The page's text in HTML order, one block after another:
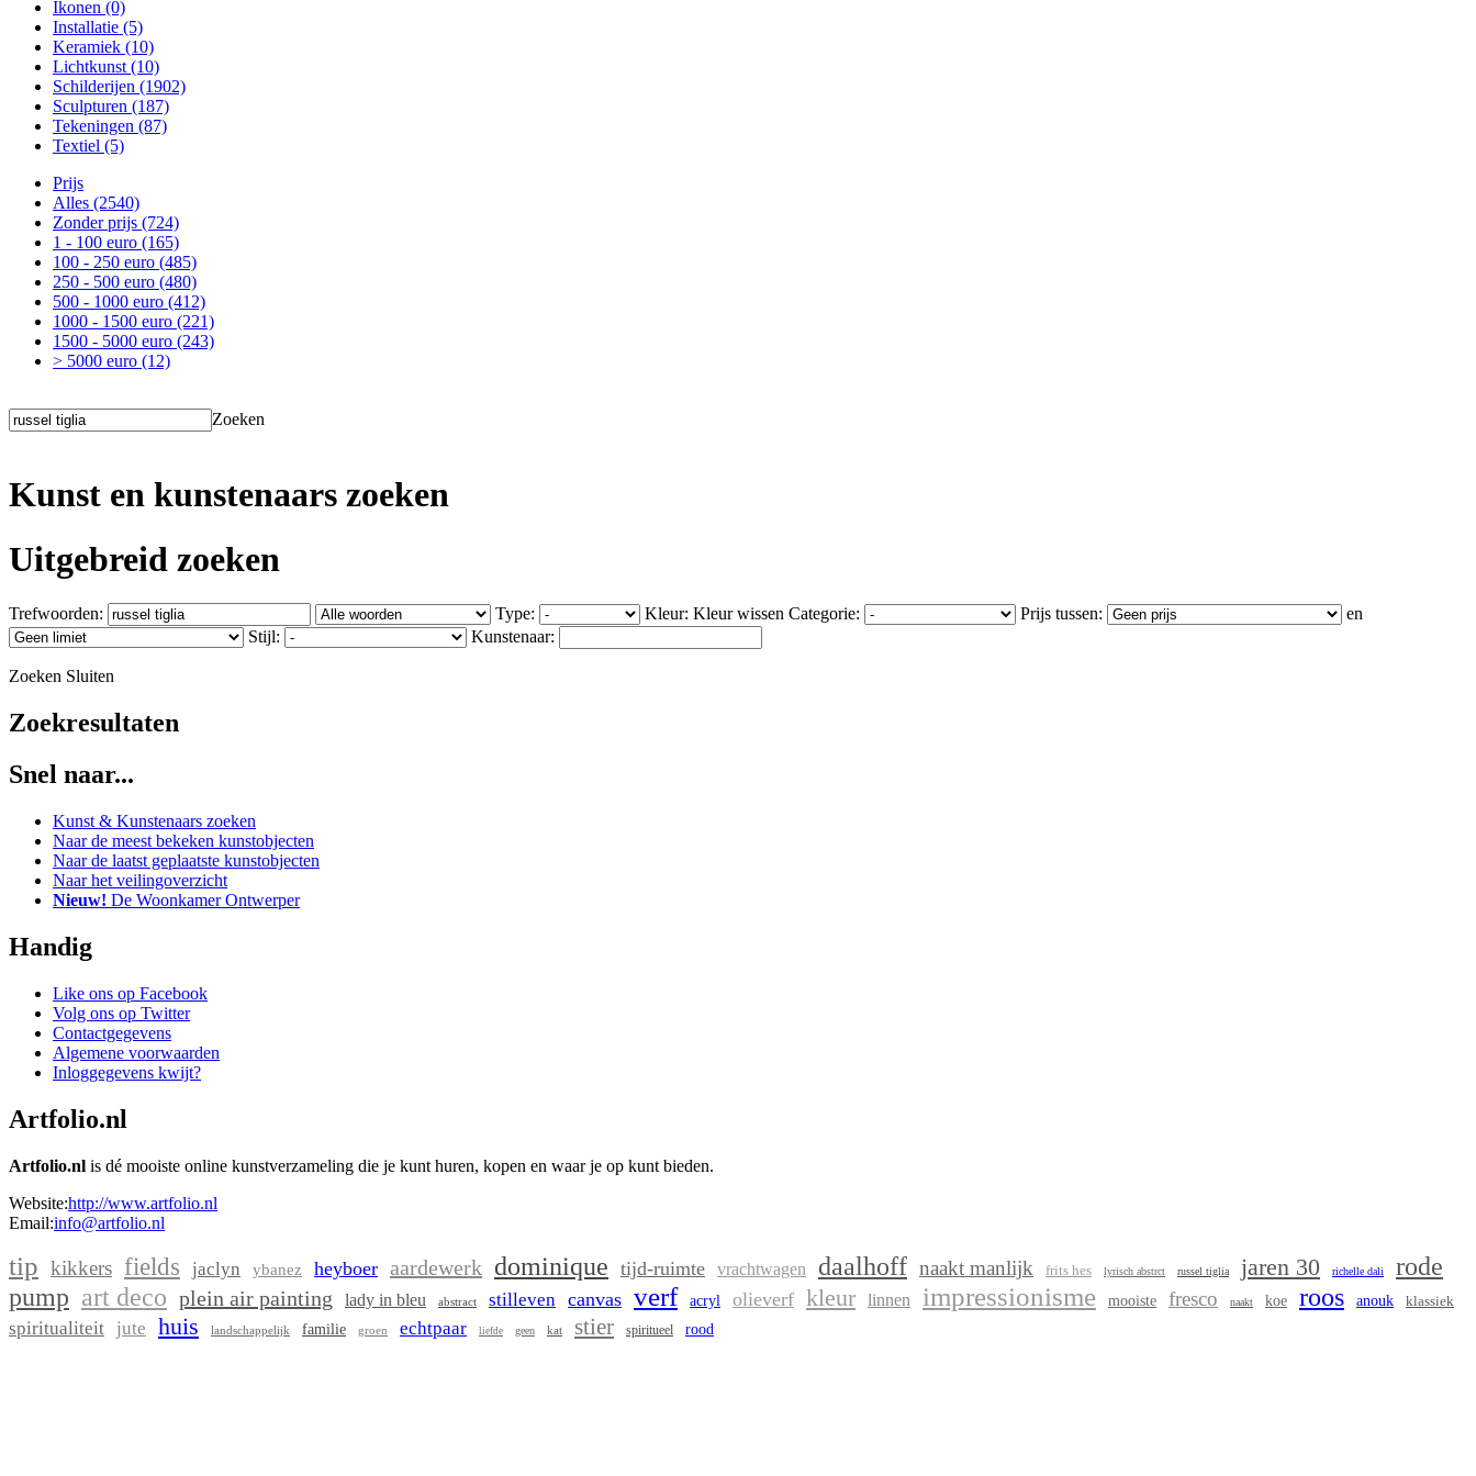
Ikonen (0)
Installatie (5)
Keramiek (10)
Lichtkunst (10)
Schilderijen (1902)
Sculpturen (187)
Tekeningen (87)
Textiel (5)
Prijs
Alles (2540)
Zonder prijs (724)
1 - 100 euro (165)
100 - 250 euro (485)
250 - 500 euro (480)
500 - 1000 euro (412)
1000 - 1500 euro (221)
1500 - 5000 euro (243)
> 5000 euro (12)
Zoeken
Kunst en kunstenaars zoeken
Uitgebreid zoeken
Trefwoorden: Type: Kleur: Kleur wissen Categorie: Prijs tussen:
en
Stijl:
Kunstenaar:
Zoeken Sluiten
Zoekresultaten
Snel naar...
Kunst & Kunstenaars zoeken
Naar de meest bekeken kunstobjecten
Naar de laatst geplaatste kunstobjecten
Naar het veilingoverzicht
Nieuw! De Woonkamer Ontwerper
Handig
Like ons op Facebook
Volg ons op Twitter
Contactgegevens
Algemene voorwaarden
Inloggegevens kwijt?
Artfolio.nl
Artfolio.nl is dé mooiste online kunstverzameling die je kunt huren, kopen en waar je op kunt bieden.
Website:http://www.artfolio.nl
Email:info@artfolio.nl
tip kikkers fields jaclyn ybanez heyboer aardewerk dominique tijd-ruimte vrachtwagen daalhoff naakt manlijk frits hes lyrisch abstrct russel tiglia jaren 30 richelle dali
rode
pump art deco plein air painting lady in bleu abstract stilleven canvas verf acryl olieverf kleur linnen impressionisme mooiste fresco naakt koe roos anouk klassiek
spiritualiteit jute huis landschappelijk familie groen echtpaar liefde geen kat stier spiritueel rood